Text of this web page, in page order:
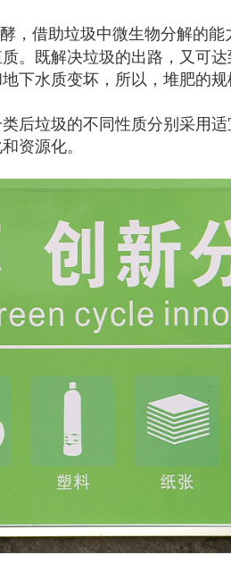
借助垃圾中微生物分解的能
。既解决垃圾的出路，又可
下水质变坏，所以，堆肥的规
后垃圾的不同性质分别采用
资源化。